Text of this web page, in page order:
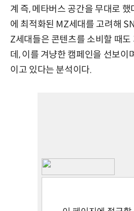
계 즉, 메타버스 공간을 무대로
에 최적화된 MZ세대를 고려해
Z세대들은 콘텐츠를 소비할 때
데, 이를 겨냥한 캠페인을 선보이
이고 있다는 분석이다.